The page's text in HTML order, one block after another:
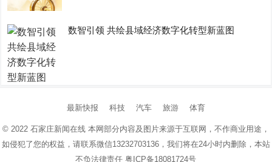
数智引领 共绘县域经济数字化转型新蓝图
最新快报 科技 汽车 旅游 体育
© 2022 石家庄新闻在线本网部分内容及图片来源于互联网，不作商业用途，
如侵犯了您的权益，请联系微信13232703136，我们将在24小时内删除，本站
不负法律责任粤ICP备18081724号